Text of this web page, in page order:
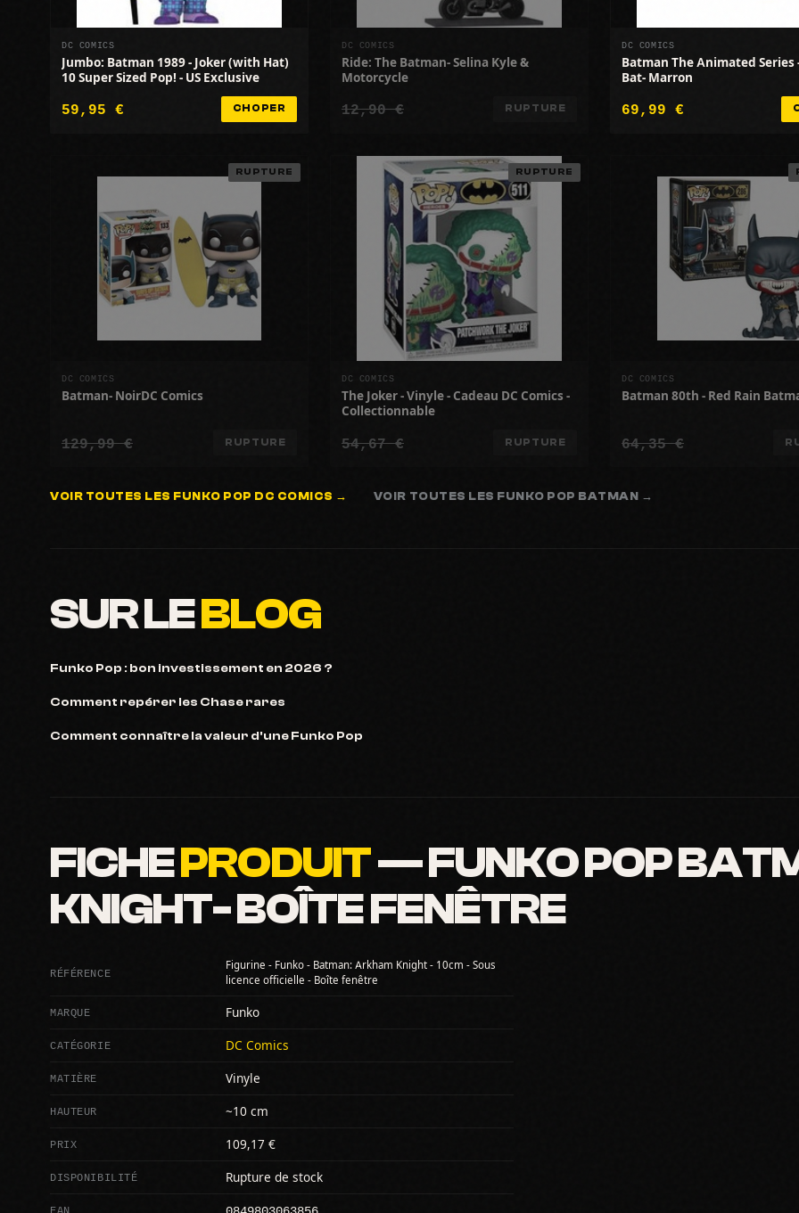
DC COMICS
Jumbo: Batman 1989 - Joker (with Hat)
10 Super Sized Pop! - US Exclusive
59,95 € CHOPER
DC COMICS
Ride: The Batman- Selina Kyle &
Motorcycle
12,90 € RUPTURE
DC COMICS
Batman The Animated Series
Bat- Marron
69,99 €
RUPTURE
DC COMICS
Batman- NoirDC Comics
129,99 € RUPTURE
RUPTURE
DC COMICS
The Joker - Vinyle - Cadeau DC Comics -
Collectionnable
54,67 € RUPTURE
DC COMICS
Batman 80th - Red Rain
64,35 €
VOIR TOUTES LES FUNKO POP DC COMICS → VOIR TOUTES LES FUNKO POP BATMAN →
SUR LEBLOG
Funko Pop : bon investissement en 2026 ?
Comment repérer les Chase rares
Comment connaître la valeur d'une Funko Pop
FICHEPRODUIT— FUNKO POP
KNIGHT- BOÎTE FENÊTRE
RÉFÉRENCE
Figurine - Funko - Batman: Arkham Knight - 10cm - Sous
licence officielle - Boîte fenêtre
MARQUE Funko
CATÉGORIE DC Comics
MATIÈRE Vinyle
HAUTEUR ~10 cm
PRIX 109,17 €
DISPONIBILITÉ Rupture de stock
EAN